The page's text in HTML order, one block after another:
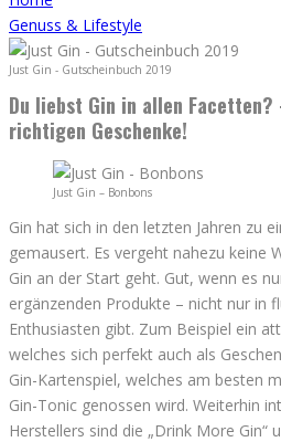
Genuss & Lifestyle
Just Gin - Gutscheinbuch 2019
Du liebst Gin in allen Facetten?
richtigen Geschenke!
Just Gin – Bonbons
Gin hat sich in den letzten Jahren zu
gemausert. Es vergeht nahezu keine
Gin an der Start geht. Gut, wenn es
ergänzenden Produkte – nicht nur in
Enthusiasten gibt. Zum Beispiel ein
welches sich perfekt auch als
Gin-Kartenspiel, welches am besten
Gin-Tonic genossen wird. Weiterhin
Herstellers sind die „Drink More Gin“